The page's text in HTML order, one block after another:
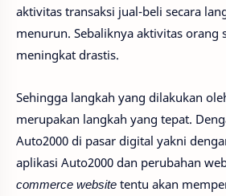
aktivitas transaksi jual-beli secara
menurun. Sebaliknya aktivitas orang
meningkat drastis.
Sehingga langkah yang dilakukan
merupakan langkah yang tepat.
Auto2000 di pasar digital yakni
aplikasi Auto2000 dan perubahan
commerce website tentu akan